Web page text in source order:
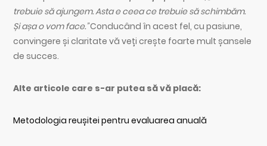
trebuie să ajungem. Asta e ceea ce trebuie să schimbăm.
Și așa o vom face.”Conducând în acest fel, cu pasiune,
convingere și claritate vă veți crește foarte mult șansele
de succes.
Alte articole care s-ar putea să vă placă:
Metodologia reușitei pentru evaluarea anuală